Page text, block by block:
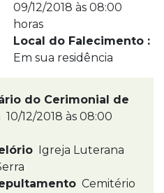
09/12/2018 às 08:00
horas
Local do Falecimento :
Em sua residência
do Cerimonial de
10/12/2018 às 08:00
Igreja Luterana
Cemitério